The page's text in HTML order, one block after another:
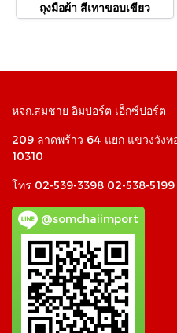
ถุงมือผ้า สีเทาขอบเขียว
หจก.สมชาย อิมปอร์ต เอ็กซ์ปอร์ต
209 ลาดพร้าว 64 แยก แขวงวังท
10310
โทร 02-539-3398 02-538-
@somchaiimport